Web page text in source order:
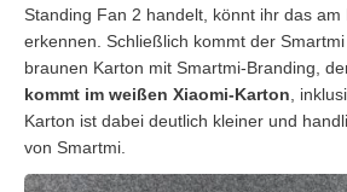
Standing Fan 2 handelt, könnt ihr das am
erkennen. Schließlich kommt der
braunen Karton mit Smartmi-Branding,
kommt im weißen Xiaomi-Karton,
Karton ist dabei deutlich kleiner und
von Smartmi.